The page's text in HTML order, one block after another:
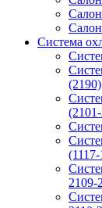
Система
(2190)
2109-